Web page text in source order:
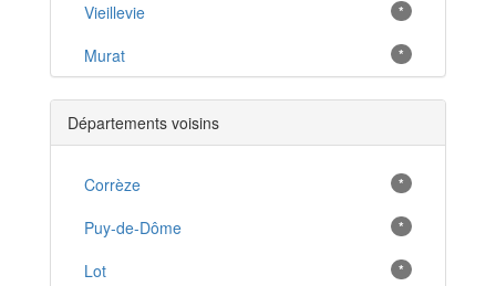
Vieillevie *
Murat *
Chaudes-Aigues *
Cassaniouze *
Pierrefort *
Naucelles *
Jussac *
Départements voisins
Corrèze *
Puy-de-Dôme *
Lot *